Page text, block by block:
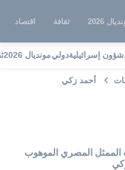
2026 ثقافة اقتصاد
شؤون إسرائيليةدوليمونديال 2026
أحمد زكي
الممثل المصري الموهوب